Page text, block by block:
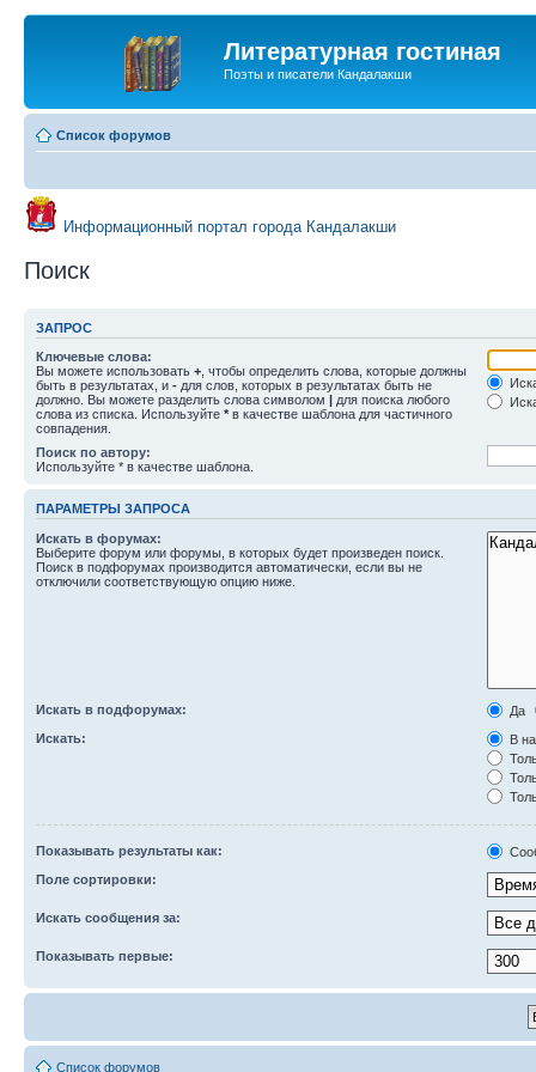
Литературная гостиная
Поэты и писатели Кандалакши
Список форумов
Информационный портал города Кандалакши
Поиск
ЗАПРОС
Ключевые слова:
Вы можете использовать + , чтобы определить слова, которые должны
быть в результатах, и - для слов, которых в результатах быть не
должно. Вы можете разделить слова символом | для поиска любого
слова из списка. Используйте * в качестве шаблона для частичного
совпадения.
Поиск по автору:
Используйте * в качестве шаблона.
ПАРАМЕТРЫ ЗАПРОСА
Искать в форумах:
Выберите форум или форумы, в которых будет произведен поиск.
Поиск в подфорумах производится автоматически, если вы не
отключили соответствующую опцию ниже.
Искать в подфорумах:
Да
Искать:
В
Показывать результаты как:
Поле сортировки:
Искать сообщения за:
Показывать первые:
Список форумов